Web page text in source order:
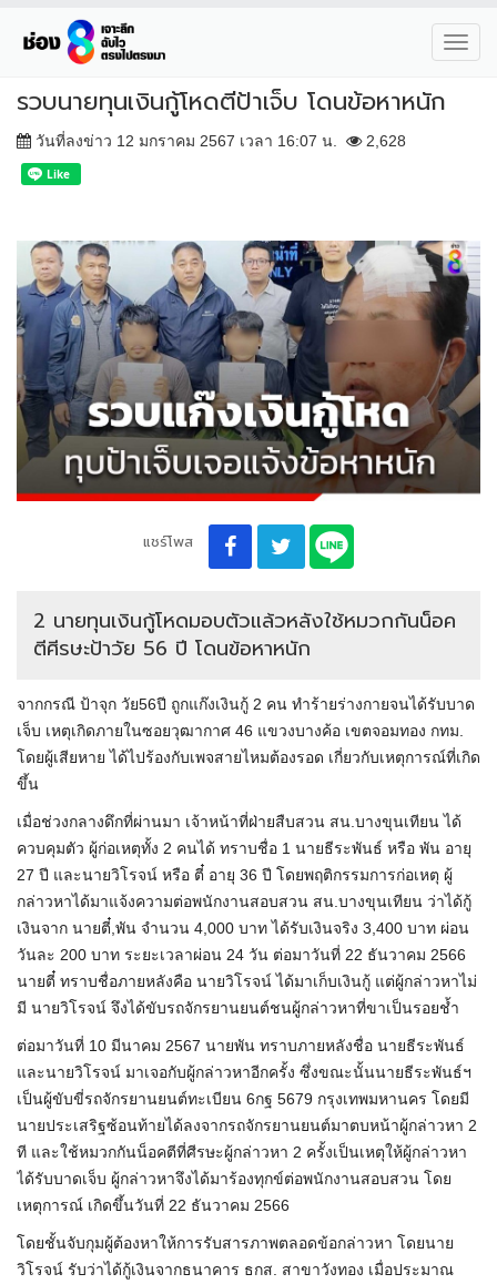
รวบนายทุนเงินกู้โหดตีป้าเจ็บ โดนข้อหาหนัก
วันที่ลงข่าว 12 มกราคม 2567 เวลา 16:07 น. 2,628
แชร์โพส
2 นายทุนเงินกู้โหดมอบตัวแล้วหลังใช้หมวกกันน็อค
ตีศีรษะป้าวัย 56 ปี โดนข้อหาหนัก
จากกรณี ป้าจุก วัย56ปี ถูกแก๊งเงินกู้ 2 คน ทำร้ายร่างกายจนได้รับบาด
เจ็บ เหตุเกิดภายในซอยวุฒากาศ 46 แขวงบางค้อ เขตจอมทอง กทม.
โดยผู้เสียหาย ได้ไปร้องกับเพจสายไหมต้องรอด เกี่ยวกับเหตุการณ์ที่เกิด
ขึ้น
เมื่อช่วงกลางดึกที่ผ่านมา เจ้าหน้าที่ฝ่ายสืบสวน สน.บางขุนเทียน ได้
ควบคุมตัว ผู้ก่อเหตุทั้ง 2 คนได้ ทราบชื่อ 1 นายธีระพันธ์ หรือ พัน อายุ
27 ปี และนายวิโรจน์ หรือ ตี๋ อายุ 36 ปี โดยพฤติกรรมการก่อเหตุ ผู้
กล่าวหาได้มาแจ้งความต่อพนักงานสอบสวน สน.บางขุนเทียน ว่าได้กู้
เงินจาก นายตี๋,พัน จำนวน 4,000 บาท ได้รับเงินจริง 3,400 บาท ผ่อน
วันละ 200 บาท ระยะเวลาผ่อน 24 วัน ต่อมาวันที่ 22 ธันวาคม 2566
นายตี๋ ทราบชื่อภายหลังคือ นายวิโรจน์ ได้มาเก็บเงินกู้ แต่ผู้กล่าวหาไม่
มี นายวิโรจน์ จึงได้ขับรถจักรยานยนต์ชนผู้กล่าวหาที่ขาเป็นรอยช้ำ
ต่อมาวันที่ 10 มีนาคม 2567 นายพัน ทราบภายหลังชื่อ นายธีระพันธ์
และนายวิโรจน์ มาเจอกับผู้กล่าวหาอีกครั้ง ซึ่งขณะนั้นนายธีระพันธ์ฯ
เป็นผู้ขับขี่รถจักรยานยนต์ทะเบียน 6กฐ 5679 กรุงเทพมหานคร โดยมี
นายประเสริฐซ้อนท้ายได้ลงจากรถจักรยานยนต์มาตบหน้าผู้กล่าวหา 2
ที และใช้หมวกกันน็อคตีที่ศีรษะผู้กล่าวหา 2 ครั้งเป็นเหตุให้ผู้กล่าวหา
ได้รับบาดเจ็บ ผู้กล่าวหาจึงได้มาร้องทุกข์ต่อพนักงานสอบสวน โดย
เหตุการณ์ เกิดขึ้นวันที่ 22 ธันวาคม 2566
โดยชั้นจับกุมผู้ต้องหาให้การรับสารภาพตลอดข้อกล่าวหา โดยนาย
วิโรจน์ รับว่าได้กู้เงินจากธนาคาร ธกส. สาขาวังทอง เมื่อประมาณ